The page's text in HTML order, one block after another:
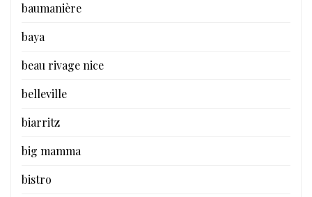
baumanière
baya
beau rivage nice
belleville
biarritz
big mamma
bistro